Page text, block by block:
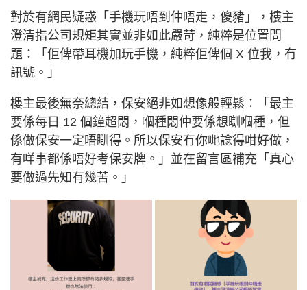
對於有網民疑惑「手機玩唔到仲唔走，傻豬」，樓主
澄清指公司規矩其實並非如此嚴苛，純粹是位置問
題：「佢俾帶耳機加玩手機，純粹佢俾個 X 位我，冇
訊號。」
樓主最後無奈總結，保安絕非如想像般輕鬆：「最主
要係每日 12 個鐘超悶，嗰種悶仲要係想瞓嗰種，但
係做保安一定唔瞓得。所以保安冇你哋諗得咁好做，
有咩事都係唔好考保安牌。」並在留言區補充「真心
要做過先知有幾苦。」